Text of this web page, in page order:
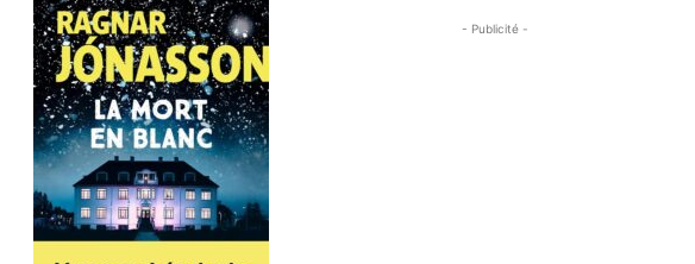
- Publicité -